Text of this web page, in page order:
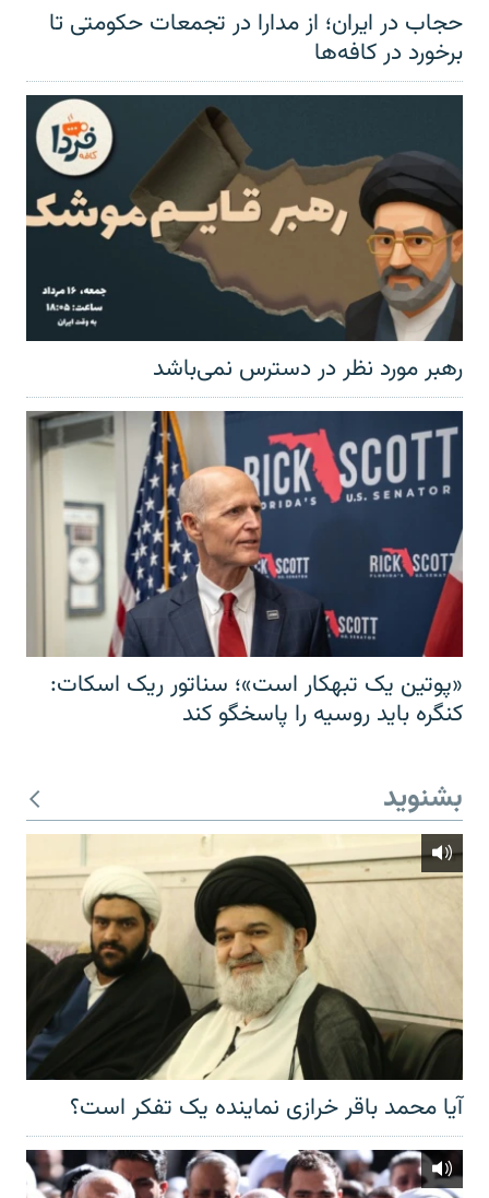
حجاب در ایران؛ از مدارا در تجمعات حکومتی تا
برخورد در کافه‌ها
رهبر مورد نظر در دسترس نمی‌باشد
«پوتین یک تبهکار است»؛ سناتور ریک اسکات:
کنگره باید روسیه را پاسخگو کند
بشنوید
آیا محمد باقر خرازی نماینده یک تفکر است؟